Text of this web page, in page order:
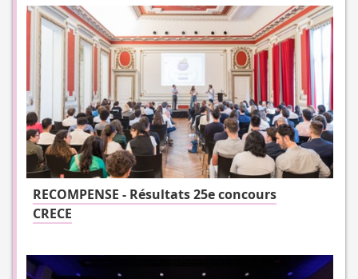
RECOMPENSE - Résultats 25e concours
CRECE